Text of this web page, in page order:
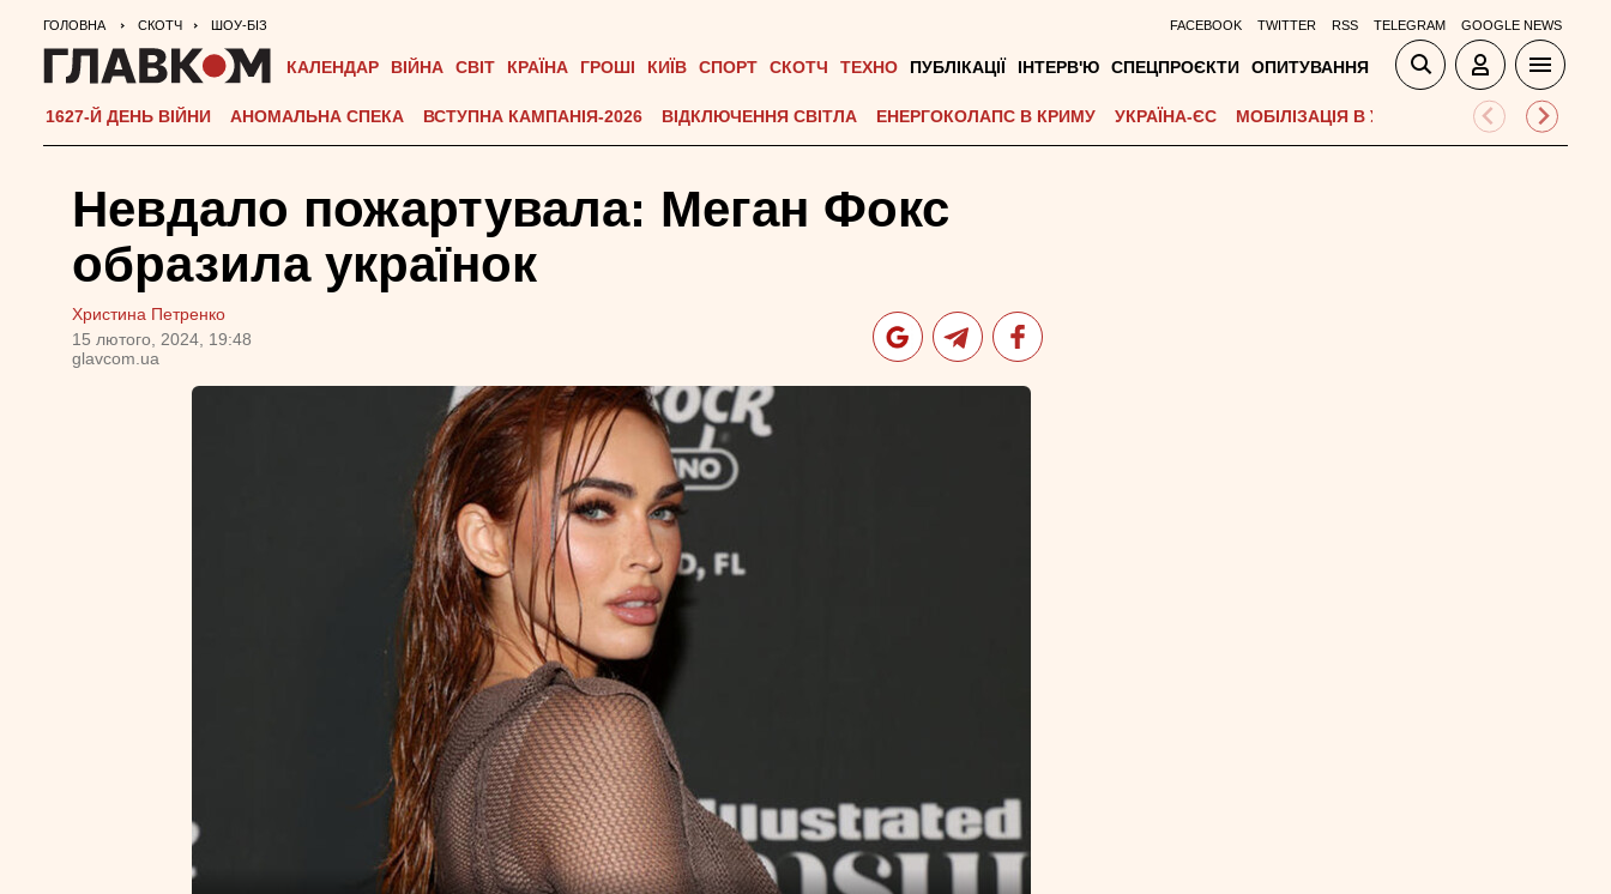
ГОЛОВНА СКОТЧ ШОУ-БІЗ FACEBOOK TWITTER RSS TELEGRAM GOOGLE NEWS
КАЛЕНДАР ВІЙНА СВІТ КРАЇНА ГРОШІ КИЇВ СПОРТ СКОТЧ ТЕХНО ПУБЛІКАЦІЇ ІНТЕРВ'Ю СПЕЦПРОЄКТИ ОПИТУВАННЯ
1627-Й ДЕНЬ ВІЙНИ АНОМАЛЬНА СПЕКА ВСТУПНА КАМПАНІЯ-2026 ВІДКЛЮЧЕННЯ СВІТЛА ЕНЕРГОКОЛАПС В КРИМУ УКРАЇНА-ЄС МОБІЛІЗАЦІЯ В УКРАЇНІ ВІЙНА НА
Невдало пожартувала: Меган Фокс
образила українок
Христина Петренко
15 лютого, 2024, 19:48
glavcom.ua